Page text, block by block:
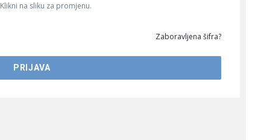
Klikni na sliku za promjenu.
Zaboravljena šifra?